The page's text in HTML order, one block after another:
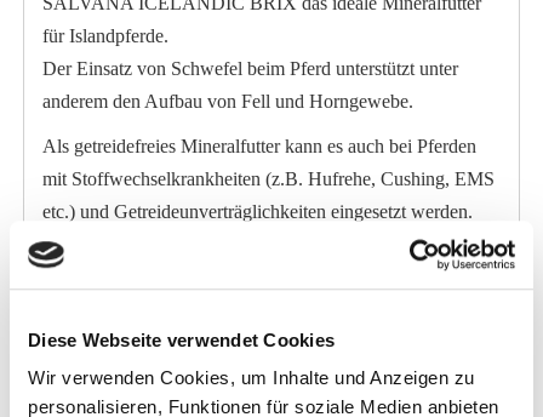
Diese Webseite verwendet Cookies
Wir verwenden Cookies, um Inhalte und Anzeigen zu
personalisieren, Funktionen für soziale Medien anbieten
für Islandpferde.
Der Einsatz von Schwefel beim Pferd unterstützt unter
anderem den Aufbau von Fell und Horngewebe.
Als getreidefreies Mineralfutter kann es auch bei Pferden
mit Stoffwechselkrankheiten (z.B. Hufrehe, Cushing, EMS
etc.) und Getreideunverträglichkeiten eingesetzt werden.
Die praktische Form eines Pferdeleckerlies vereinfacht die
Fütterung aus der Hand und vermeidet Futterverluste.
gleich mit der Begrüßung und Belohnung verbunden
werden.
Der tägliche Einsatz von Mineralfutter schließt die